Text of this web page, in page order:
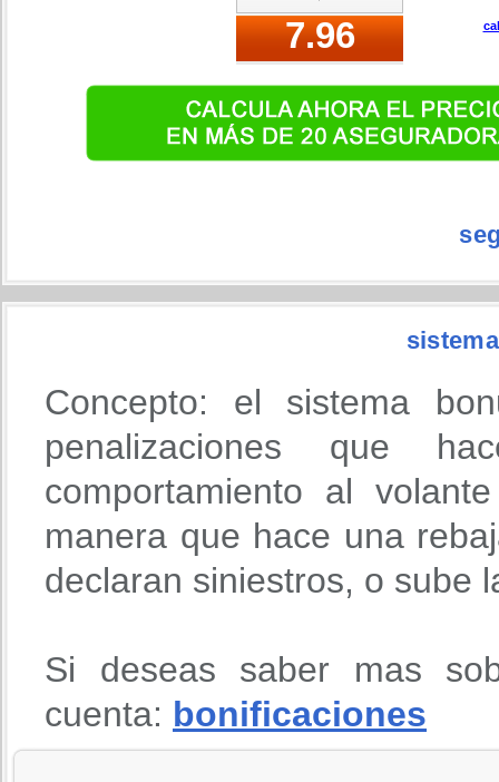
Concepto: el sistema
penalizaciones que
comportamiento al
manera que hace una
declaran siniestros, o sube
Si deseas saber mas
cuenta: bonificaciones